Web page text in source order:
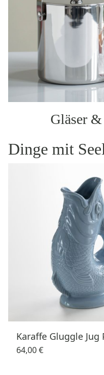
Gläser
Dinge mit
Karaffe Gluggle Jug
64,00 €